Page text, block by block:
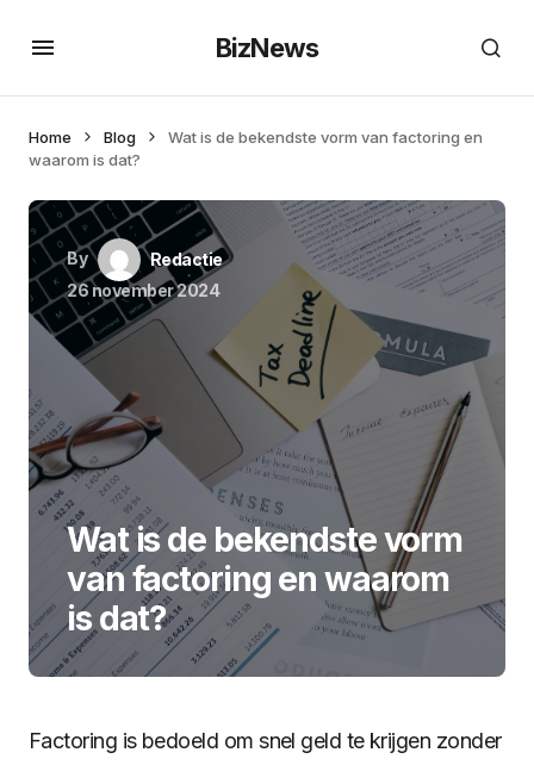
BizNews
Home Blog
Wat is de bekendste vorm van factoring en
waarom is dat?
By
Redactie
26 november 2024
Wat is de bekendste vorm
van factoring en waarom
is dat?
Factoring is bedoeld om snel geld te krijgen zonder